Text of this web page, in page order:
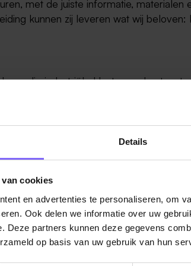
Details
cookies
en advertenties te personaliseren, om
Ook delen we informatie over uw
Deze partners kunnen deze gegevens
op basis van uw gebruik van hun
met de juiste informatie, materialen
kunnen zij leveren wat wij
die industriële klanten ondersteunt
In Elsloo hebben we een
en precisie samenkomen. Onze
en complexe
en turnarounds
machines
vraagt technisch inzicht en